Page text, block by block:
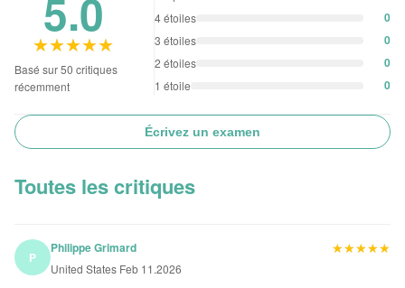
5.0
★★★★★
★★★★★
Basé sur 50 critiques
récemment
4 étoiles 0
3 étoiles 0
2 étoiles 0
1 étoile 0
Écrivez un examen
Toutes les critiques
P
Philippe Grimard
United States Feb 11.2026
★★★★★
★★★★★